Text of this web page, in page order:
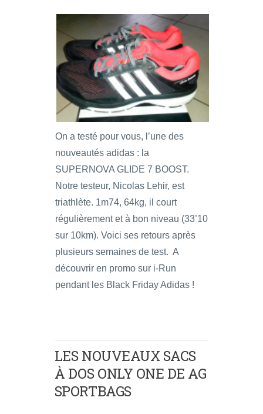
On a testé pour vous, l’une des
nouveautés adidas : la
SUPERNOVA GLIDE 7 BOOST.
Notre testeur, Nicolas Lehir, est
triathlète. 1m74, 64kg, il court
régulièrement et à bon niveau (33’10
sur 10km). Voici ses retours après
plusieurs semaines de test. A
découvrir en promo sur i-Run
pendant les Black Friday Adidas !
LES NOUVEAUX SACS
À DOS ONLY ONE DE AG
SPORTBAGS